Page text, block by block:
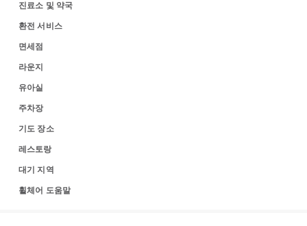
진료소 및 약국
환전 서비스
면세점
라운지
유아실
주차장
기도 장소
레스토랑
대기 지역
휠체어 도움말